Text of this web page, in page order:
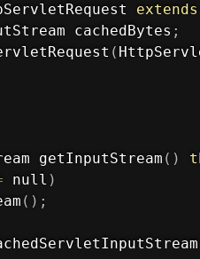
extends
cachedBytes ;
(
getInputStream ( )
null )
( ) ;